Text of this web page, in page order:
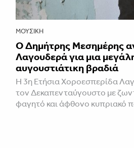
ΜΟΥΣΙΚΉ
Ο Δημήτρης Μεσημέρης
Λαγουδερά για μια
αυγουστιάτικη βραδιά
Η 3η Ετήσια Χοροεσπερίδα
τον Δεκαπενταύγουστο με
φαγητό και άφθονο κυπριακό